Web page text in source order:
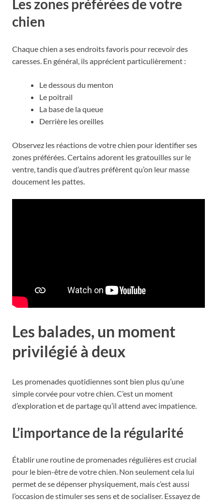
Les zones préférées de votre
chien
Chaque chien a ses endroits favoris pour recevoir des
caresses. En général, ils apprécient particulièrement :
Le dessous du menton
Le poitrail
La base de la queue
Derrière les oreilles
Observez les réactions de votre chien pour identifier ses
zones préférées. Certains adorent les gratouilles sur le
ventre, tandis que d’autres préfèrent qu’on leur masse
doucement les pattes.
Les balades, un moment
privilégié à deux
Les promenades quotidiennes sont bien plus qu’une
simple corvée pour votre chien. C’est un moment
d’exploration et de partage qu’il attend avec impatience.
L’importance de la régularité
Établir une routine de promenades régulières est crucial
pour le bien-être de votre chien. Non seulement cela lui
permet de se dépenser physiquement, mais c’est aussi
l’occasion de stimuler ses sens et de socialiser. Essayez de